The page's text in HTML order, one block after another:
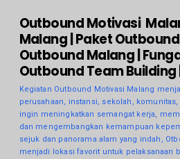
Outbound Motivasi
Malang | Paket
Outbound Malang |
Outbound Team Building
Kegiatan Outbound Motivasi Malang
perusahaan, instansi, sekolah,
ingin meningkatkan semangat kerja,
dan mengembangkan kemampuan
sejuk dan panorama alam yang indah,
menjadi lokasi favorit untuk pelaksanaan